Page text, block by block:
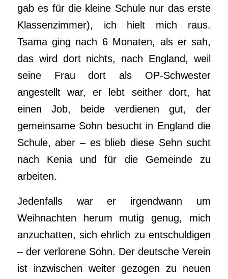
gab es für die kleine Schule nur das erste
Klassenzimmer), ich hielt mich raus.
Tsama ging nach 6 Monaten, als er sah,
das wird dort nichts, nach England, weil
seine Frau dort als OP-Schwester
angestellt war, er lebt seither dort, hat
einen Job, beide verdienen gut, der
gemeinsame Sohn besucht in England die
Schule, aber – es blieb diese Sehn sucht
nach Kenia und für die Gemeinde zu
arbeiten.
Jedenfalls war er irgendwann um
Weihnachten herum mutig genug, mich
anzuchatten, sich ehrlich zu entschuldigen
– der verlorene Sohn. Der deutsche Verein
ist inzwischen weiter gezogen zu neuen